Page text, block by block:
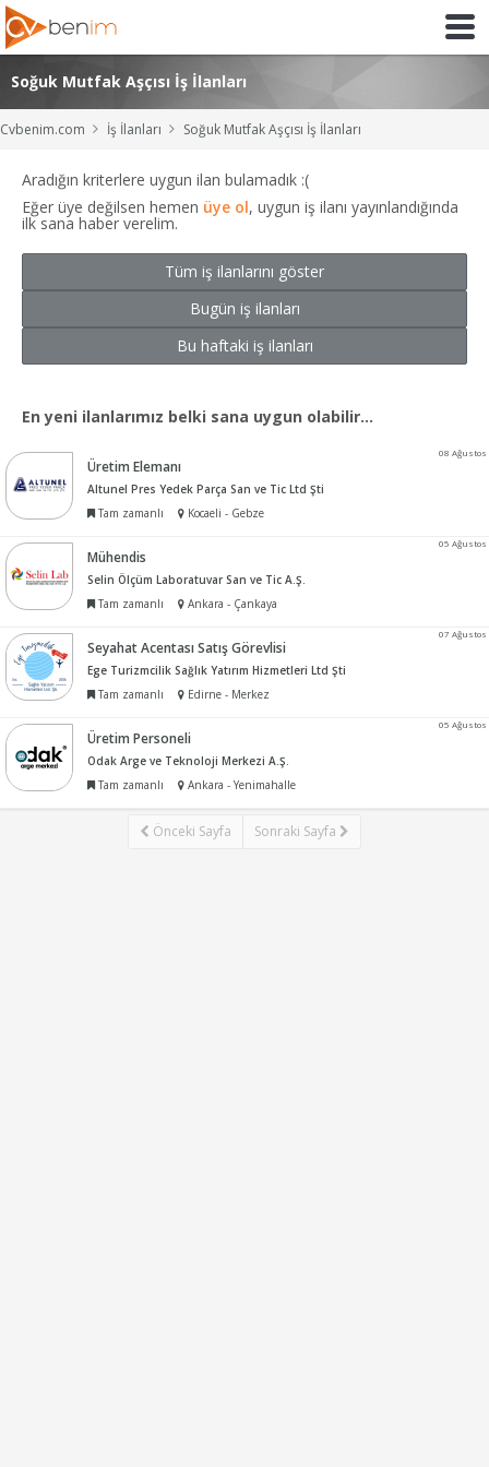
Soğuk Mutfak Aşçısı İş İlanları
Cvbenim.com İş İlanları Soğuk Mutfak Aşçısı İş İlanları
Aradığın kriterlere uygun ilan bulamadık :(
Eğer üye değilsen hemen üye ol, uygun iş ilanı yayınlandığında
ilk sana haber verelim.
Tüm iş ilanlarını göster
Bugün iş ilanları
Bu haftaki iş ilanları
En yeni ilanlarımız belki sana uygun olabilir...
08 Ağustos
Üretim Elemanı
Altunel Pres Yedek Parça San ve Tic Ltd Şti
Tam zamanlı
Kocaeli - Gebze
05 Ağustos
Mühendis
Selin Ölçüm Laboratuvar San ve Tic A.Ş.
Tam zamanlı
Ankara - Çankaya
07 Ağustos
Seyahat Acentası Satış Görevlisi
Ege Turizmcilik Sağlık Yatırım Hizmetleri Ltd Şti
Tam zamanlı
Edirne - Merkez
05 Ağustos
Üretim Personeli
Odak Arge ve Teknoloji Merkezi A.Ş.
Tam zamanlı
Ankara - Yenimahalle
Önceki Sayfa Sonraki Sayfa